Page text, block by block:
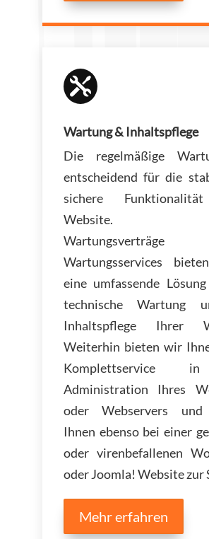

Wartung & Inhaltspflege
Die regelmäßige
entscheidend für die
sichere
Website.
Wartungsservices
eine umfassende
technische Wartung
Inhaltspflege Ihrer
Weiterhin bieten wir
Komplettservice
Administration Ihres
oder Webservers und
Ihnen ebenso bei einer
oder virenbefallenen
oder Joomla! Website zur
Mehr erfahren